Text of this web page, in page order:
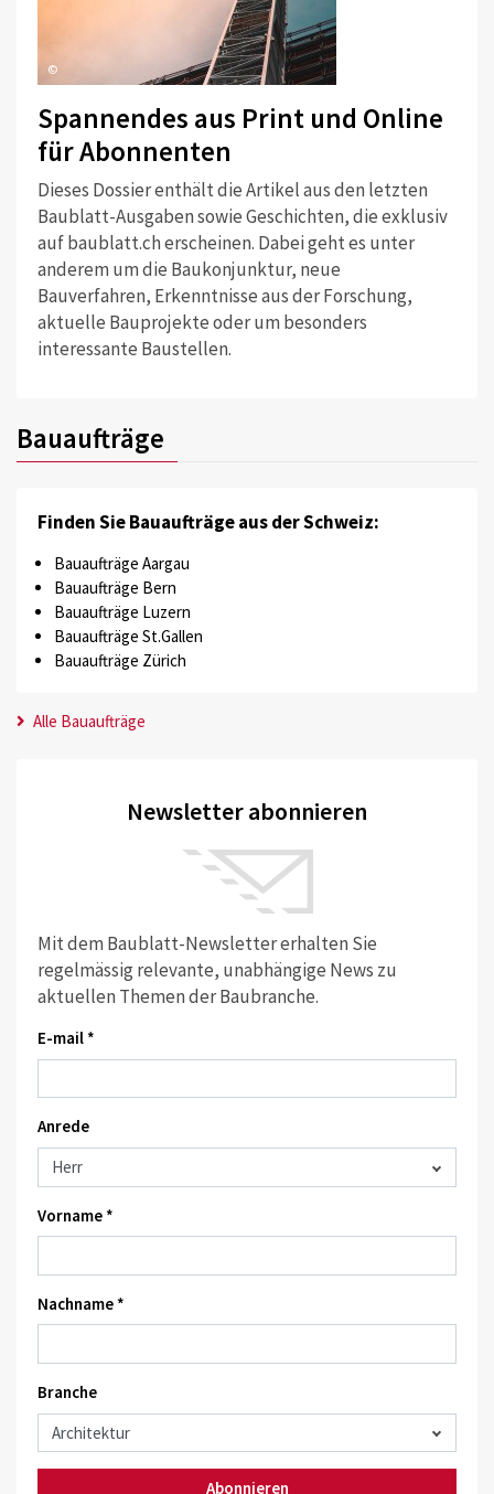
©
Spannendes aus Print und Online
für Abonnenten
Dieses Dossier enthält die Artikel aus den letzten
Baublatt-Ausgaben sowie Geschichten, die exklusiv
auf baublatt.ch erscheinen. Dabei geht es unter
anderem um die Baukonjunktur, neue
Bauverfahren, Erkenntnisse aus der Forschung,
aktuelle Bauprojekte oder um besonders
interessante Baustellen.
Bauaufträge
Finden Sie Bauaufträge aus der Schweiz:
Bauaufträge Aargau
Bauaufträge Bern
Bauaufträge Luzern
Bauaufträge St.Gallen
Bauaufträge Zürich
Alle Bauaufträge
Newsletter abonnieren
Mit dem Baublatt-Newsletter erhalten Sie
regelmässig relevante, unabhängige News zu
aktuellen Themen der Baubranche.
E-mail *
Anrede
Vorname *
Nachname *
Branche
Abonnieren